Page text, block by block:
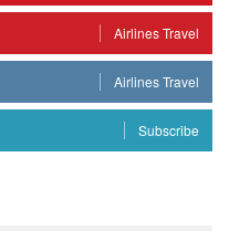
Airlines Travel
Airlines Travel
Subscribe